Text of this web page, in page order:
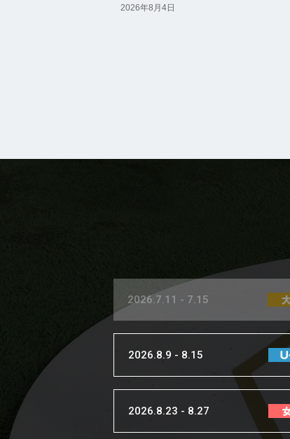
2026年8月4日
2026.7.11 - 7.15
2026.8.9 - 8.15
2026.8.23 - 8.27